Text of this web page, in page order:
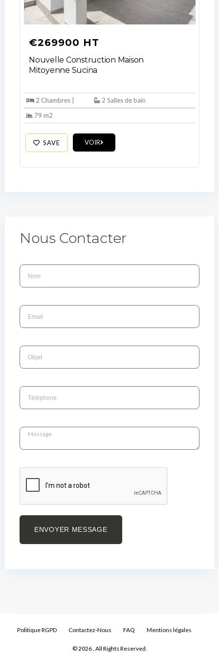
€269900 HT
Nouvelle Construction Maison
Mitoyenne Sucina
2 Chambres |
2 Salles de bain
79 m2
SAVE VOIR
Nous Contacter
ENVOYER MESSAGE
Politique RGPD Contactez-Nous FAQ Mentions légales
© 2026 , All Rights Reserved.